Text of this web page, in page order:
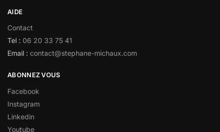
AIDE
Contact
Tel : 06 20 33 75 41
Email : contact@stephane-michaux.com
ABONNEZ VOUS
Facebook
Instagram
Linkedin
Youtube